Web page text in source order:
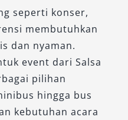
atas, Anda dapat
mobil Surabaya
sekaligus
lancar dan
seperti konser,
membutuhkan
dan nyaman.
event dari Salsa
pilihan
hingga bus
kebutuhan acara